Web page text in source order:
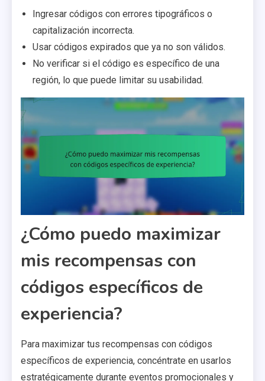
Ingresar códigos con errores tipográficos o
capitalización incorrecta.
Usar códigos expirados que ya no son válidos.
No verificar si el código es específico de una
región, lo que puede limitar su usabilidad.
¿Cómo puedo maximizar
mis recompensas con
códigos específicos de
experiencia?
Para maximizar tus recompensas con códigos
específicos de experiencia, concéntrate en usarlos
estratégicamente durante eventos promocionales y